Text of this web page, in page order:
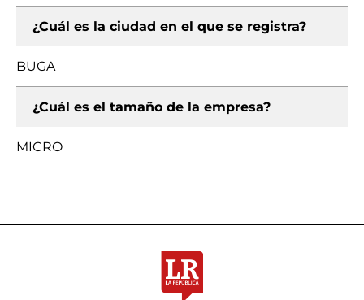
¿Cuál es la ciudad en el que se registra?
BUGA
¿Cuál es el tamaño de la empresa?
MICRO